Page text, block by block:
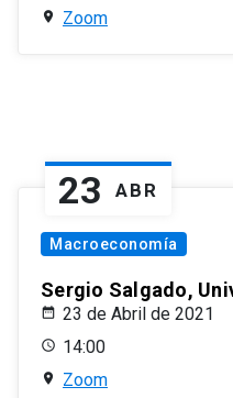
Zoom
23 ABR
Macroeconomía
Sergio Salgado,
23 de Abril de 2021
14:00
Zoom